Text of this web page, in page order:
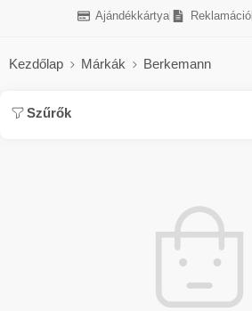
Ajándékkártya Reklamáció
Kezdőlap Márkák Berkemann
Szűrők